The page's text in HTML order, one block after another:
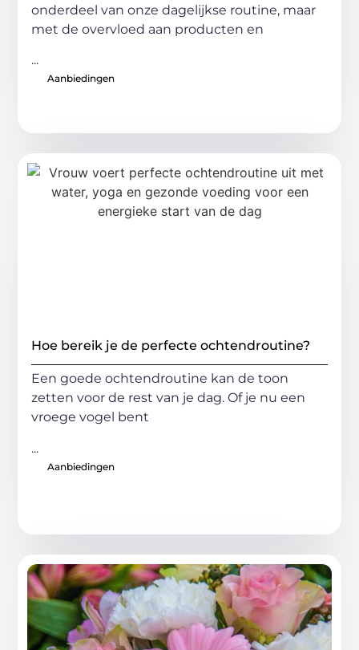
onderdeel van onze dagelijkse routine, maar
met de overvloed aan producten en
...
Aanbiedingen
Hoe bereik je de perfecte ochtendroutine?
Een goede ochtendroutine kan de toon
zetten voor de rest van je dag. Of je nu een
vroege vogel bent
...
Aanbiedingen